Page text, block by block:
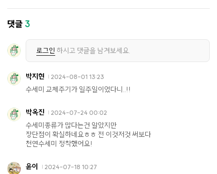
댓글 3
로그인 하시고 댓글을 남겨보세요.
박지현 2024-08-01 13:23
수세미 교체주기가 일주일이었다니..!!
박옥진 2024-07-24 00:02
수세미종류가 많다는건 알았지만
장단점이 확실하네요ㅎㅎ 전 이것저것 써보다
천연수세미 정착했어요!
윤이 2024-07-18 10:27